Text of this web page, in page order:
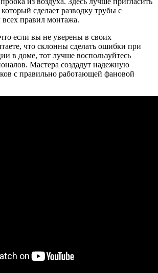
сделает разводку трубы с
правил монтажа.
если вы не уверены в своих
что склонны сделать ошибки при
в доме, тот лучше воспользуйтесь
Мастера создадут надежную
с правильно работающей фановой